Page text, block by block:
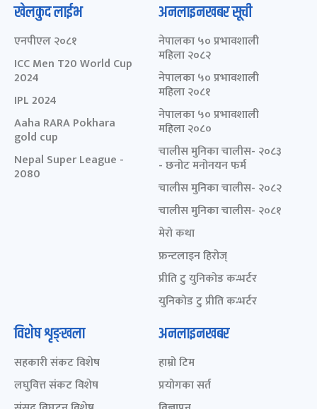
खेलकुद लाईभ
एनपीएल २०८१
ICC Men T20 World Cup
2024
IPL 2024
Aaha RARA Pokhara
gold cup
Nepal Super League -
2080
अनलाइनखबर सूची
नेपालका ५० प्रभावशाली
महिला २०८२
नेपालका ५० प्रभावशाली
महिला २०८१
नेपालका ५० प्रभावशाली
महिला २०८०
चालीस मुनिका चालीस- २०८३
- छनोट मनोनयन फर्म
चालीस मुनिका चालीस- २०८२
चालीस मुनिका चालीस- २०८१
मेरो कथा
फ्रन्टलाइन हिरोज्
प्रीति टु युनिकोड कन्भर्टर
युनिकोड टु प्रीति कन्भर्टर
विशेष शृङ्खला
सहकारी संकट विशेष
लघुवित्त संकट विशेष
अनलाइनखबर
हाम्रो टिम
प्रयोगका सर्त